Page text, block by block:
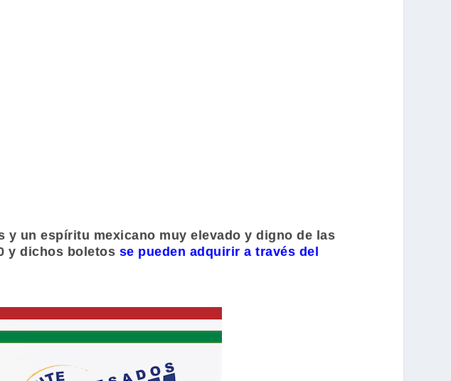
y un espíritu mexicano muy elevado y digno de las
y dichos boletos se pueden adquirir a través del